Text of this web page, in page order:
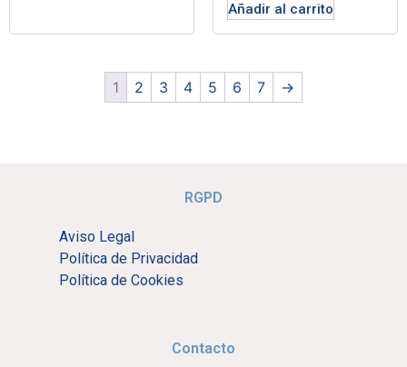
Añadir al carrito
1 2 3 4 5 6 7 →
RGPD
Aviso Legal
Política de Privacidad
Política de Cookies
Contacto